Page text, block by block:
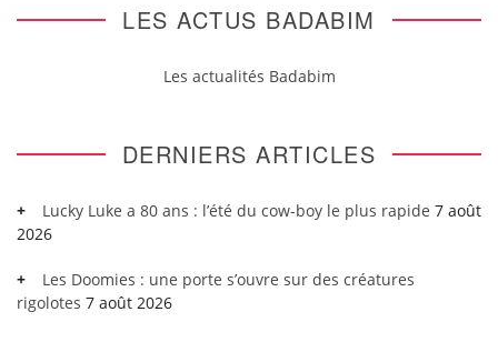
LES ACTUS BADABIM
Les actualités Badabim
DERNIERS ARTICLES
Lucky Luke a 80 ans : l’été du cow-boy le plus rapide 7 août
2026
Les Doomies : une porte s’ouvre sur des créatures
rigolotes 7 août 2026